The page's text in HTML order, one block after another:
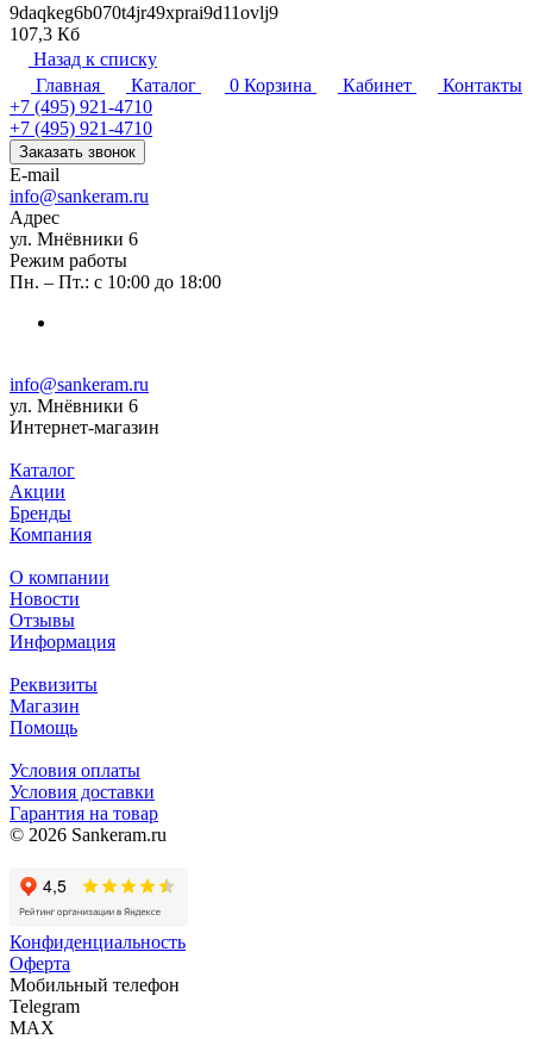
9daqkeg6b070t4jr49xprai9d11ovlj9
107,3 Кб
Назад к списку
Главная
Каталог 0 Корзина Кабинет
Контакты
+7 (495) 921-4710
+7 (495) 921-4710
Заказать звонок
E-mail
info@sankeram.ru
Адрес
ул. Мнёвники 6
Режим работы
Пн. – Пт.: с 10:00 до 18:00
info@sankeram.ru
ул. Мнёвники 6
Интернет-магазин
Каталог
Акции
Бренды
Компания
О компании
Новости
Отзывы
Информация
Реквизиты
Магазин
Помощь
Условия оплаты
Условия доставки
Гарантия на товар
© 2026 Sankeram.ru
Конфиденциальность
Оферта
Мобильный телефон
Telegram
MAX